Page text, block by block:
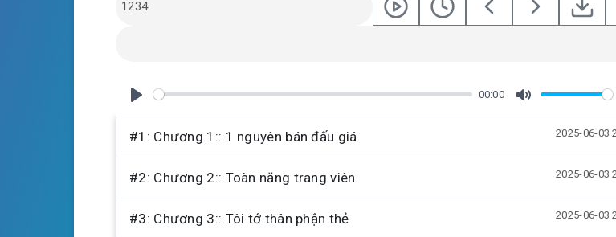
P
l
a
y
00:00
M
t
#1: Chương 1:: 1 nguyên bán đấu giá 2025-06-03
#2: Chương 2:: Toàn năng trang viên 2025-06-03
#3: Chương 3:: Tôi tớ thân phận thẻ 2025-06-03